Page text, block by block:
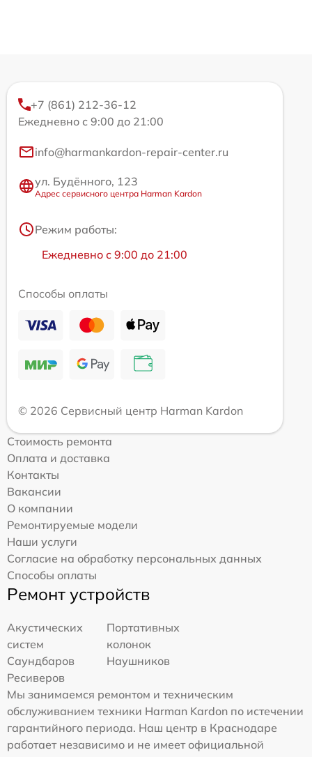
+7 (861) 212-36-12
Ежедневно с 9:00 до 21:00
info@harmankardon-repair-center.ru
ул. Будённого, 123
Адрес сервисного центра Harman Kardon
Режим работы:
Ежедневно с 9:00 до 21:00
Способы оплаты
© 2026 Сервисный центр Harman Kardon
Стоимость ремонта
Оплата и доставка
Контакты
Вакансии
О компании
Ремонтируемые модели
Наши услуги
Согласие на обработку персональных данных
Способы оплаты
Ремонт устройств
Акустических
систем
Портативных
колонок
Саундбаров
Наушников
Ресиверов
Мы занимаемся ремонтом и техническим
обслуживанием техники Harman Kardon по истечении
гарантийного периода. Наш центр в Краснодаре
работает независимо и не имеет официальной